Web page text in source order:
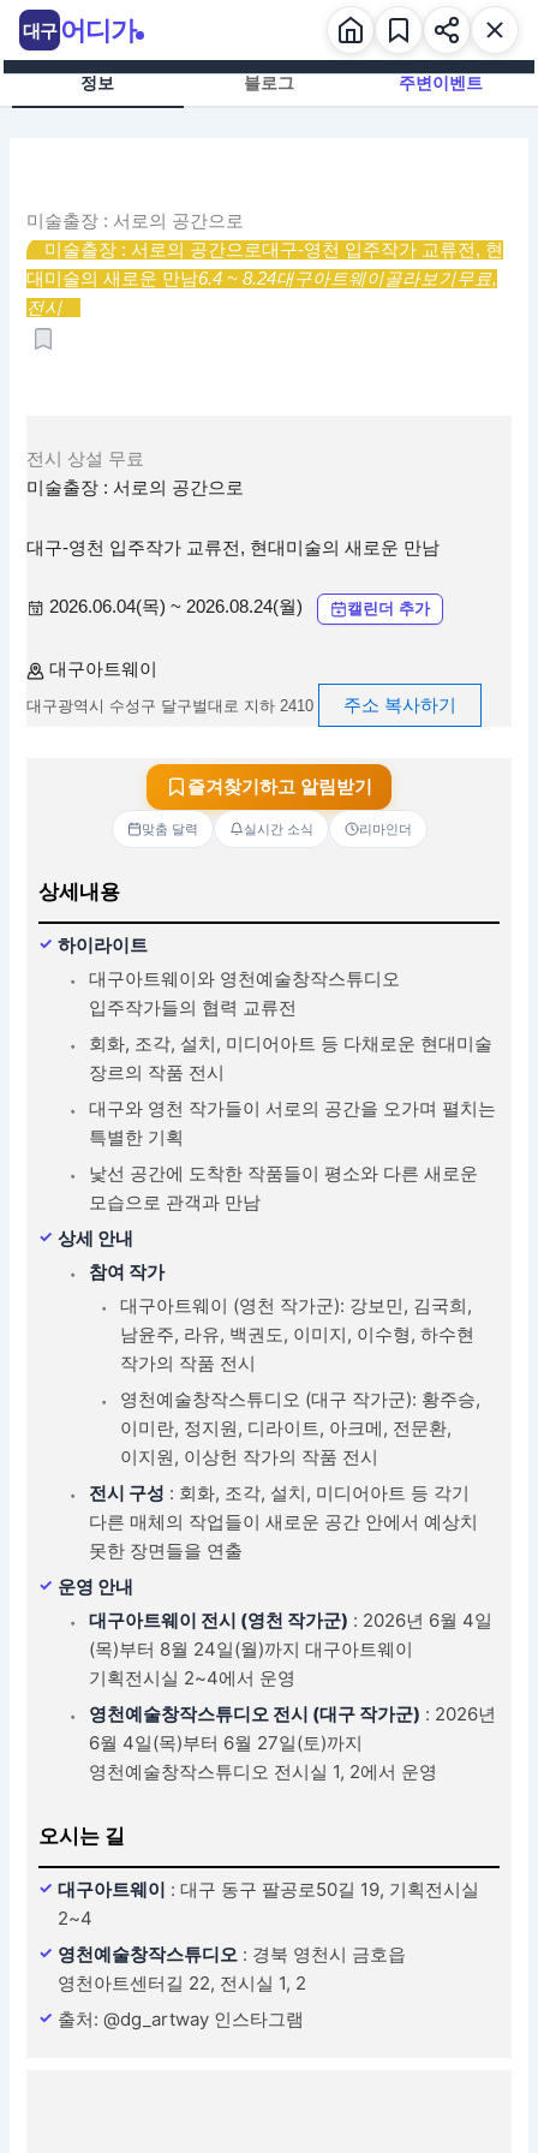
츠
정보 블로그 주변이벤트
미술출장 : 서로의 공간으로
미술출장 : 서로의 공간으로대구-영천 입주작가 교류전, 현
대미술의 새로운 만남6.4 ~ 8.24대구아트웨이골라보기무료,
전시
전시 상설 무료
미술출장 : 서로의 공간으로
대구-영천 입주작가 교류전, 현대미술의 새로운 만남
2026.06.04(목) ~ 2026.08.24(월) 캘린더 추가
대구아트웨이
대구광역시 수성구 달구벌대로 지하 2410 주소 복사하기
즐겨찾기하고 알림받기
맞춤 달력 실시간 소식 리마인더
상세내용
하이라이트
대구아트웨이와 영천예술창작스튜디오
입주작가들의 협력 교류전
회화, 조각, 설치, 미디어아트 등 다채로운 현대미술
장르의 작품 전시
대구와 영천 작가들이 서로의 공간을 오가며 펼치는
특별한 기획
낯선 공간에 도착한 작품들이 평소와 다른 새로운
모습으로 관객과 만남
상세 안내
참여 작가
대구아트웨이 (영천 작가군): 강보민, 김국희,
남윤주, 라유, 백권도, 이미지, 이수형, 하수현
작가의 작품 전시
영천예술창작스튜디오 (대구 작가군): 황주승,
이미란, 정지원, 디라이트, 아크메, 전문환,
이지원, 이상헌 작가의 작품 전시
전시 구성 : 회화, 조각, 설치, 미디어아트 등 각기
다른 매체의 작업들이 새로운 공간 안에서 예상치
못한 장면들을 연출
운영 안내
대구아트웨이 전시 (영천 작가군) : 2026년 6월 4일
(목)부터 8월 24일(월)까지 대구아트웨이
기획전시실 2~4에서 운영
영천예술창작스튜디오 전시 (대구 작가군) : 2026년
6월 4일(목)부터 6월 27일(토)까지
영천예술창작스튜디오 전시실 1, 2에서 운영
오시는 길
대구아트웨이 : 대구 동구 팔공로50길 19, 기획전시실
2~4
영천예술창작스튜디오 : 경북 영천시 금호읍
영천아트센터길 22, 전시실 1, 2
출처: @dg_artway 인스타그램
대구 어디가